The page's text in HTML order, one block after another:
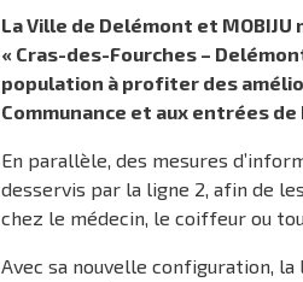
La Ville de Delémont et
« Cras-des-Fourches –
population à profiter des
Communance et aux entrées
En parallèle, des mesures
desservis par la ligne 2, afin de
chez le médecin, le coiffeur ou
Avec sa nouvelle configuration,